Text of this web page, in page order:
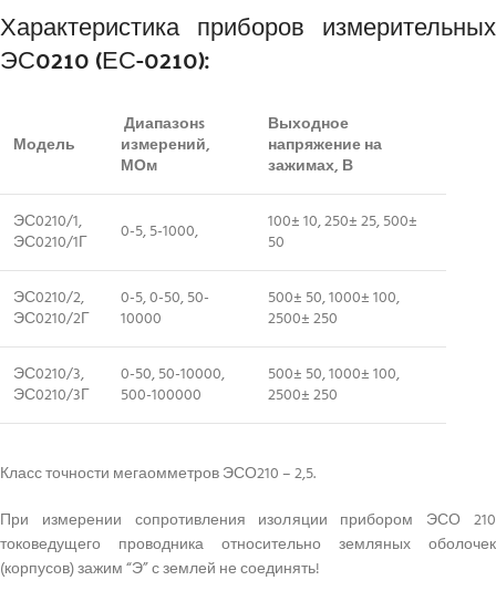
Характеристика приборов измерительных
ЭС0210 (ЕС-0210):
Модель
Диапазонs
измерений,
МОм
Выходное
напряжение на
зажимах, В
ЭС0210/1,
ЭС0210/1Г
0-5, 5-1000,
100± 10, 250± 25, 500±
50
ЭС0210/2,
ЭС0210/2Г
0-5, 0-50, 50-
10000
500± 50, 1000± 100,
2500± 250
ЭС0210/3,
ЭС0210/3Г
0-50, 50-10000,
500-100000
500± 50, 1000± 100,
2500± 250
Класс точности мегаомметров ЭСО210 – 2,5.
При измерении сопротивления изоляции прибором ЭСО 210
токоведущего проводника относительно земляных оболочек
(корпусов) зажим “Э” с землей не соединять!